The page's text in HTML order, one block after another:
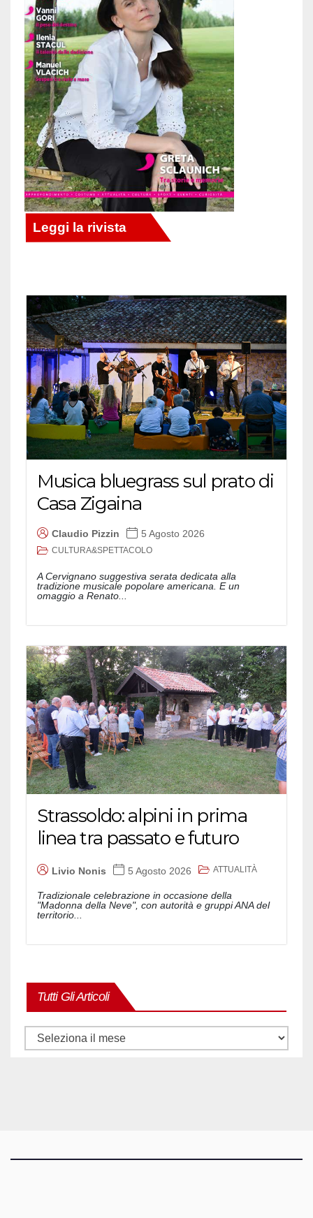
Musica bluegrass sul prato di
Casa Zigaina
Claudio Pizzin 5 Agosto 2026
CULTURA&SPETTACOLO
A Cervignano suggestiva serata dedicata alla
tradizione musicale popolare americana. E un
omaggio a Renato...
Strassoldo: alpini in prima
linea tra passato e futuro
Livio Nonis 5 Agosto 2026 ATTUALITÀ
Tradizionale celebrazione in occasione della
"Madonna della Neve", con autorità e gruppi ANA del
territorio...
Tutti Gli Articoli
Tutti